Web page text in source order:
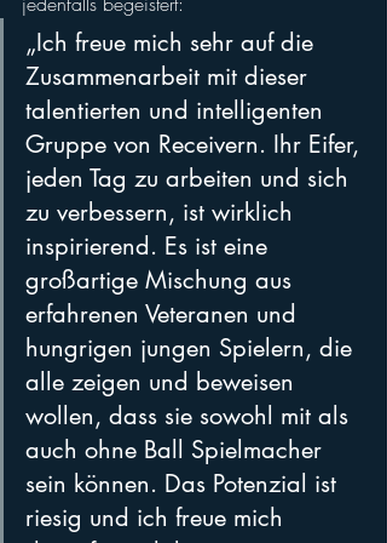
„Ich freue mich sehr auf die
Zusammenarbeit mit dieser
talentierten und intelligenten
Gruppe von Receivern. Ihr Eifer,
jeden Tag zu arbeiten und sich
zu verbessern, ist wirklich
inspirierend. Es ist eine
großartige Mischung aus
erfahrenen Veteranen und
hungrigen jungen Spielern, die
alle zeigen und beweisen
wollen, dass sie sowohl mit als
auch ohne Ball Spielmacher
sein können. Das Potenzial ist
riesig und ich freue mich